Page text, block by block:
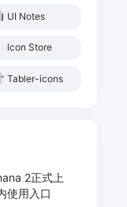
UI Notes
lcon Store
Tabler-icons
2正式上
使用入口